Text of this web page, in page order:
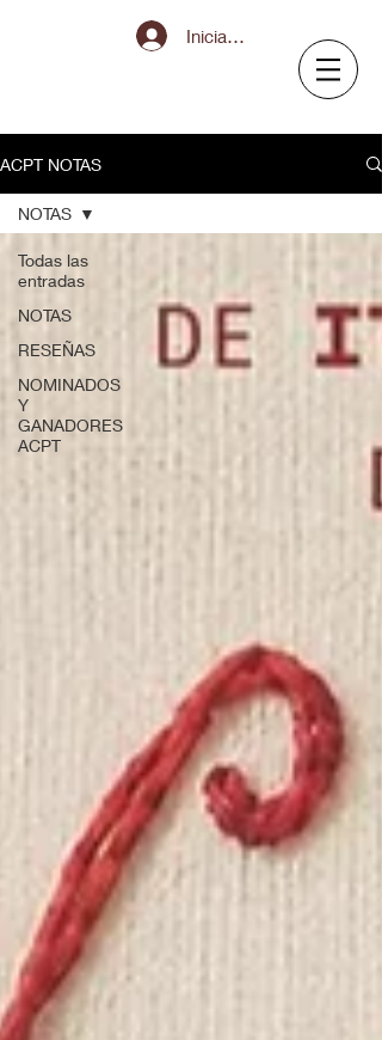
Iniciar sesión
ACPT NOTAS
Todas las
entradas
NOTAS
RESEÑAS
NOMINADOS
Y
GANADORES
ACPT
NOTAS